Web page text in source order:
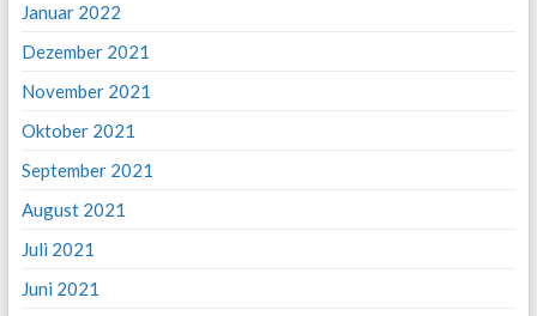
Januar 2022
Dezember 2021
November 2021
Oktober 2021
September 2021
August 2021
Juli 2021
Juni 2021